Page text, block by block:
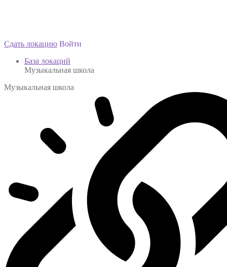
Сдать локацию Войти
База локаций
Музыкальная школа
Музыкальная школа